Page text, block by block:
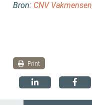
Bron: CNV
Print